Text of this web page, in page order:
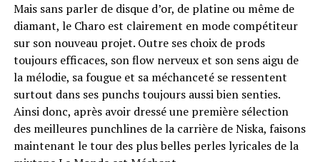
Mais sans parler de disque d’or, de platine ou même de
diamant, le Charo est clairement en mode compétiteur
sur son nouveau projet. Outre ses choix de prods
toujours efficaces, son flow nerveux et son sens aigu de
la mélodie, sa fougue et sa méchanceté se ressentent
surtout dans ses punchs toujours aussi bien senties.
Ainsi donc, après avoir dressé une première sélection
des meilleures punchlines de la carrière de Niska, faisons
maintenant le tour des plus belles perles lyricales de la